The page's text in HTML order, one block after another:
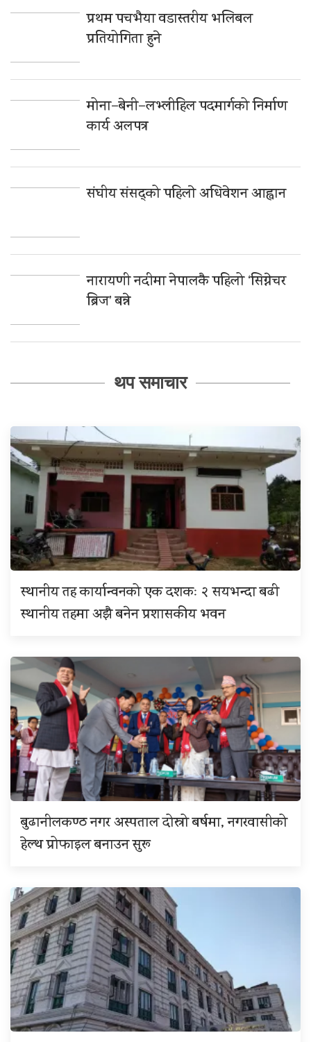
प्रथम पचभैया वडास्तरीय भलिबल
प्रतियोगिता हुने
मोना–बेनी–लभ्लीहिल पदमार्गको निर्माण
कार्य अलपत्र
संघीय संसद्को पहिलाे अधिवेशन आह्वान
नारायणी नदीमा नेपालकै पहिलो ‘सिग्नेचर
ब्रिज’ बन्ने
थप समाचार
स्थानीय तह कार्यान्वनको एक दशकः २ सयभन्दा बढी
स्थानीय तहमा अझै बनेन प्रशासकीय भवन
बुढानीलकण्ठ नगर अस्पताल दोस्रो बर्षमा, नगरवासीको
हेल्थ प्रोफाइल बनाउन सुरू